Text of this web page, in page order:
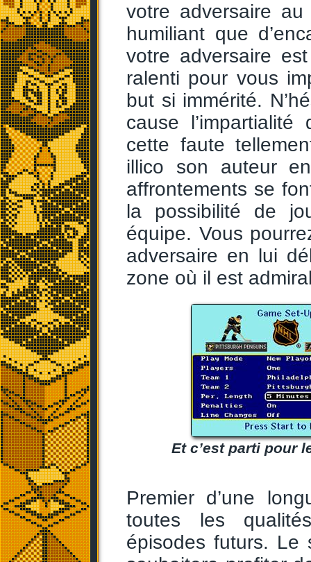
votre adversaire
humiliant que
votre adversaire
ralenti pour vous
but si immérité.
cause
cette faute
illico son auteur
affrontements se
la possibilité de
équipe. Vous
adversaire en lui
zone où il est
Et c’est parti pour
Premier d’une
toutes les
épisodes futurs. Le